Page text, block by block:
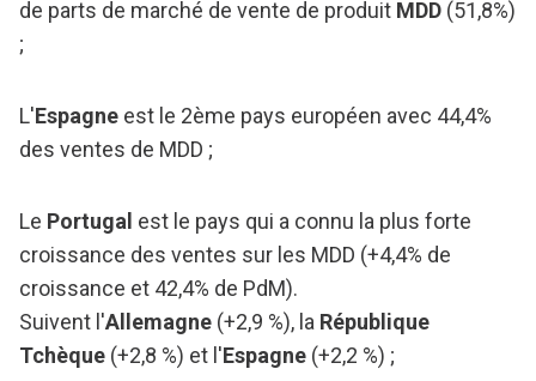
de parts de marché de vente de produit MDD (51,8%)
;
L'Espagne est le 2ème pays européen avec 44,4%
des ventes de MDD ;
Le Portugal est le pays qui a connu la plus forte
croissance des ventes sur les MDD (+4,4% de
croissance et 42,4% de PdM).
Suivent l'Allemagne (+2,9 %), la République
Tchèque (+2,8 %) et l'Espagne (+2,2 %) ;